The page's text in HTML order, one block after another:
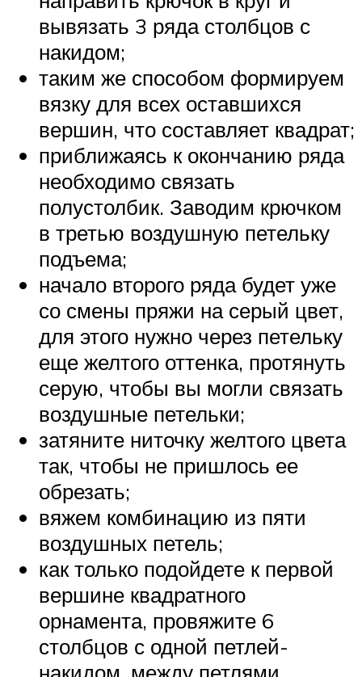
вывязать 3 ряда столбцов с
накидом;
таким же способом формируем
вязку для всех оставшихся
вершин, что составляет квадрат;
приближаясь к окончанию ряда
необходимо связать
полустолбик. Заводим крючком
в третью воздушную петельку
подъема;
начало второго ряда будет уже
со смены пряжи на серый цвет,
для этого нужно через петельку
еще желтого оттенка, протянуть
серую, чтобы вы могли связать
воздушные петельки;
затяните ниточку желтого цвета
так, чтобы не пришлось ее
обрезать;
вяжем комбинацию из пяти
воздушных петель;
как только подойдете к первой
вершине квадратного
орнамента, провяжите 6
столбцов с одной петлей-
накидом, между петлями